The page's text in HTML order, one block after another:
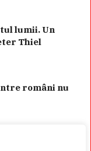
lumii. Un
Thiel
români nu